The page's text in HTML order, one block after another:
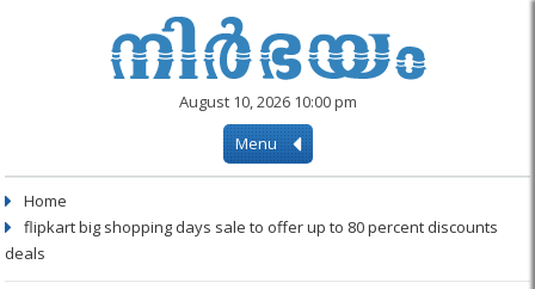
August 10, 2026 10:00 pm
Menu
Home
flipkart big shopping days sale to offer up to 80 percent discounts
deals